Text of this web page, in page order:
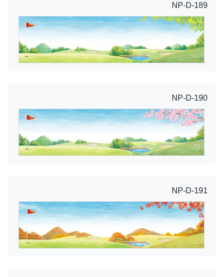
NP-D-189
NP-D-190
NP-D-191